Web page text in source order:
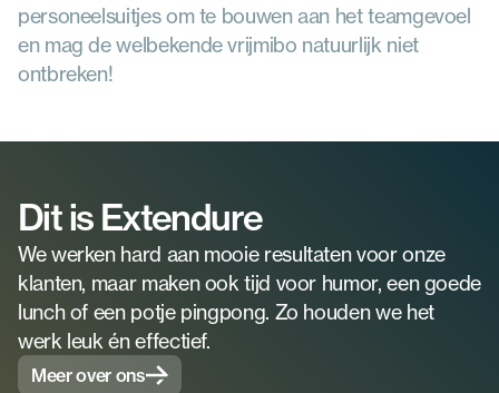
personeelsuitjes om te bouwen aan het teamgevoel
en mag de welbekende vrijmibo natuurlijk niet
ontbreken!
Dit is Extendure
We werken hard aan mooie resultaten voor onze
klanten, maar maken ook tijd voor humor, een goede
lunch of een potje pingpong. Zo houden we het
werk leuk én effectief.
Meer over ons